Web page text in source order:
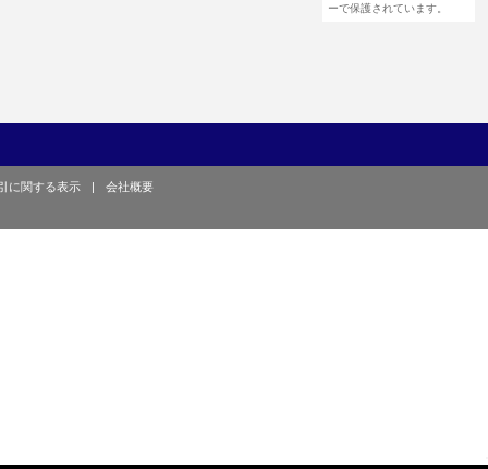
ーで保護されています。
に関する表示 | 会社概要